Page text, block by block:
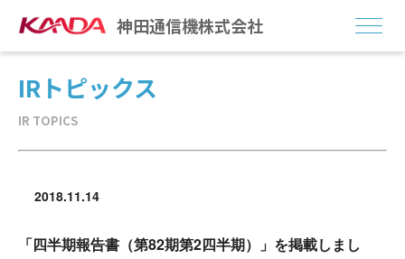
神田通信機株式会社
事業紹介
会社情報
トピックス
神田LAB
IRトピックス
IR TOPICS
2018.11.14
「四半期報告書（第82期第2四半期）」を掲載しまし